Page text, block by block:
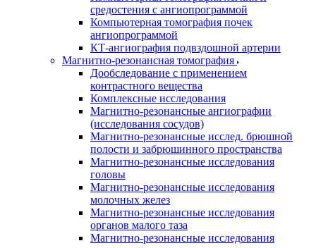
средостения с ангиопрограммой
Компьютерная томография почек
ангиопрограммой
КТ-ангиография подвздошной артерии
Магнитно-резонансная томография
Дообследование с применением
контрастного вещества
Комплексные исследования
Магнитно-резонансные ангиографии
(исследования сосудов)
Магнитно-резонансные исслед. брюшной
полости и забрюшинного пространства
Магнитно-резонансные исследования
головы
Магнитно-резонансные исследования
молочных желез
Магнитно-резонансные исследования
органов малого таза
Магнитно-резонансные исследования